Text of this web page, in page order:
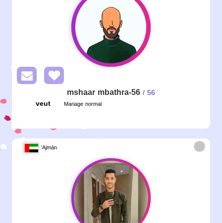
mshaar mbathra-56/ 56
veut
Mariage normal
'Ajmān